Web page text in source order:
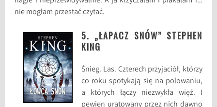
nie mogłam przestać czytać.
5. „ŁAPACZ SNÓW” STEPHEN
KING
Śnieg. Las. Czterech przyjaciół, którzy
co roku spotykają się na polowaniu,
a których łączy niezwykła więź. I